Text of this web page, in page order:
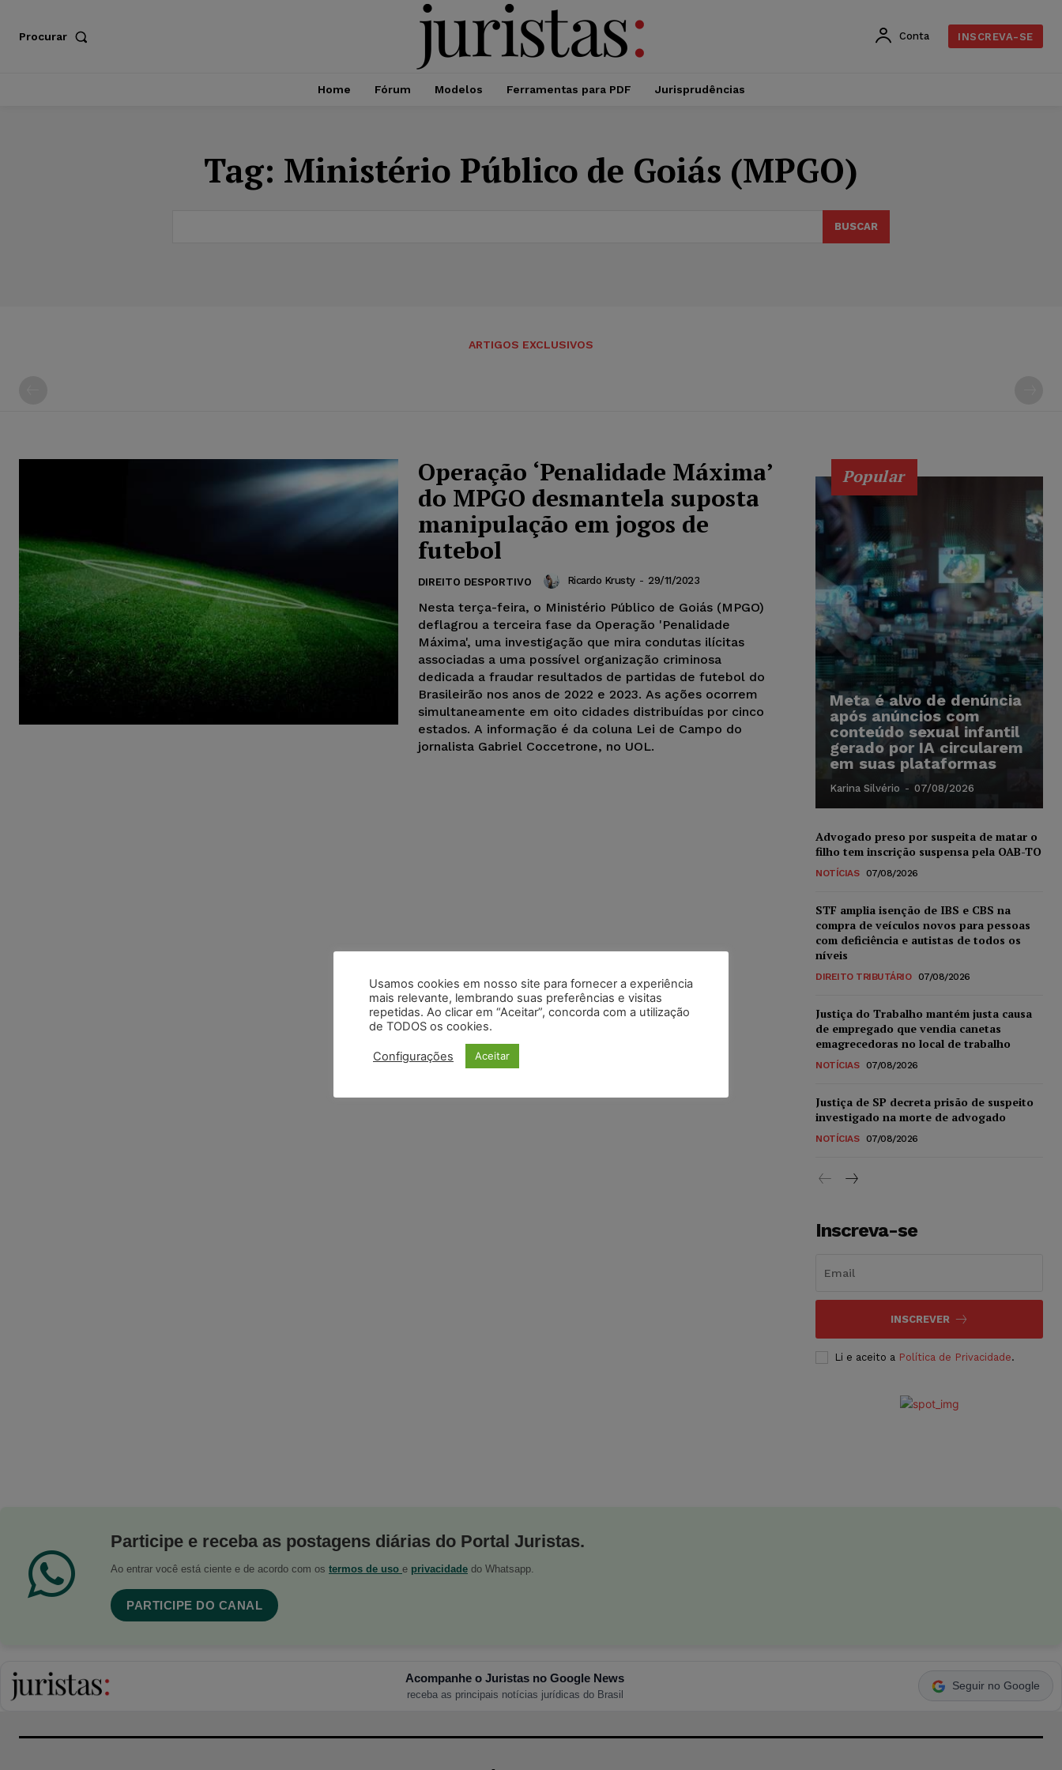
Procurar Conta INSCREVA-SE
Home Fórum Modelos Ferramentas para PDF Jurisprudências
Tag: Ministério Público de Goiás (MPGO)
BUSCAR
ARTIGOS EXCLUSIVOS
Operação ‘Penalidade Máxima’
do MPGO desmantela suposta
manipulação em jogos de
futebol
DIREITO DESPORTIVO Ricardo Krusty - 29/11/2023
Nesta terça-feira, o Ministério Público de Goiás (MPGO)
deflagrou a terceira fase da Operação 'Penalidade
Máxima', uma investigação que mira condutas ilícitas
associadas a uma possível organização criminosa
dedicada a fraudar resultados de partidas de futebol do
Brasileirão nos anos de 2022 e 2023. As ações ocorrem
simultaneamente em oito cidades distribuídas por cinco
estados. A informação é da coluna Lei de Campo do
jornalista Gabriel Coccetrone, no UOL.
Popular
Meta é alvo de denúncia
após anúncios com
conteúdo sexual infantil
gerado por IA circularem
em suas plataformas
Karina Silvério - 07/08/2026
Advogado preso por suspeita de matar o
filho tem inscrição suspensa pela OAB-TO
NOTÍCIAS 07/08/2026
STF amplia isenção de IBS e CBS na
compra de veículos novos para pessoas
com deficiência e autistas de todos os
níveis
DIREITO TRIBUTÁRIO 07/08/2026
Justiça do Trabalho mantém justa causa
de empregado que vendia canetas
emagrecedoras no local de trabalho
NOTÍCIAS 07/08/2026
Justiça de SP decreta prisão de suspeito
investigado na morte de advogado
NOTÍCIAS 07/08/2026
Inscreva-se
INSCREVER
Li e aceito a Política de Privacidade.
Participe e receba as postagens diárias do Portal Juristas.
Ao entrar você está ciente e de acordo com os termos de uso e privacidade do Whatsapp.
PARTICIPE DO CANAL
Acompanhe o Juristas no Google News
receba as principais notícias jurídicas do Brasil
Seguir no Google
Usamos cookies em nosso site para fornecer a experiência
mais relevante, lembrando suas preferências e visitas
repetidas. Ao clicar em “Aceitar”, concorda com a utilização
de TODOS os cookies.
Configurações Aceitar